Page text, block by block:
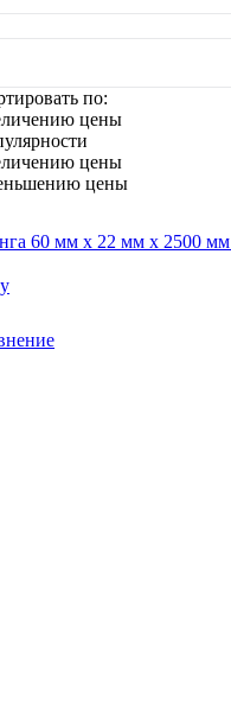
по:
цены
цены
цены
60 мм х 22 мм х 2500 мм